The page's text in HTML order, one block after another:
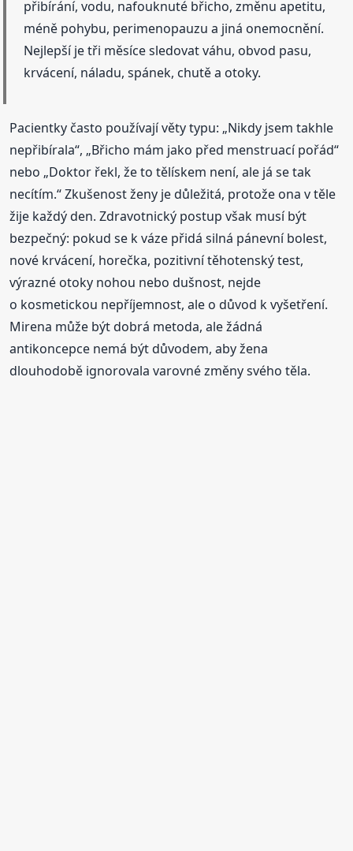
přibírání, vodu, nafouknuté břicho, změnu apetitu,
méně pohybu, perimenopauzu a jiná onemocnění.
Nejlepší je tři měsíce sledovat váhu, obvod pasu,
krvácení, náladu, spánek, chutě a otoky.
Pacientky často používají věty typu: „Nikdy jsem takhle
nepřibírala“, „Břicho mám jako před menstruací pořád“
nebo „Doktor řekl, že to tělískem není, ale já se tak
necítím.“ Zkušenost ženy je důležitá, protože ona v těle
žije každý den. Zdravotnický postup však musí být
bezpečný: pokud se k váze přidá silná pánevní bolest,
nové krvácení, horečka, pozitivní těhotenský test,
výrazné otoky nohou nebo dušnost, nejde
o kosmetickou nepříjemnost, ale o důvod k vyšetření.
Mirena může být dobrá metoda, ale žádná
antikoncepce nemá být důvodem, aby žena
dlouhodobě ignorovala varovné změny svého těla.